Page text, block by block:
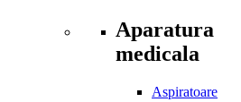
Aparatura
medicala
Aspiratoare